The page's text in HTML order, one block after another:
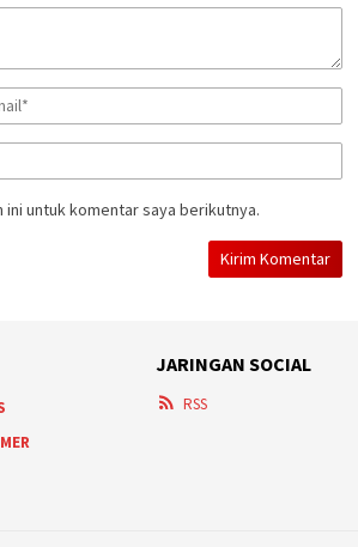
untuk komentar saya berikutnya.
JARINGAN SOCIAL
RSS